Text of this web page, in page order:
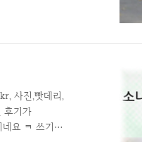
카메라 선택,
면서도 빠른
사진,빳데리,
후기가
요 ㅋ 쓰기